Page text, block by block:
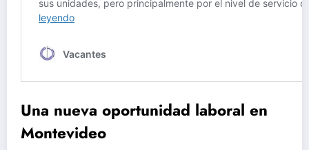
Una nueva oportunidad laboral en
Montevideo